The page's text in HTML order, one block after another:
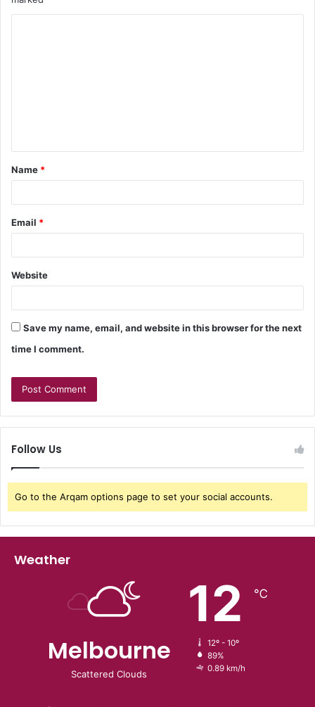
Name *
Email *
Website
Save my name, email, and website in this browser for the next
time I comment.
Follow Us
Go to the Arqam options page to set your social accounts.
Weather
Melbourne
Scattered Clouds
12 ℃
12º - 10º
89%
0.89 km/h